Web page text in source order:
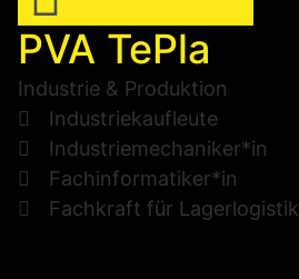
PVA TePla
Industrie & Produktion
Industriekaufleute
Industriemechaniker*in
Fachinformatiker*in
Fachkraft für Lagerlogistik